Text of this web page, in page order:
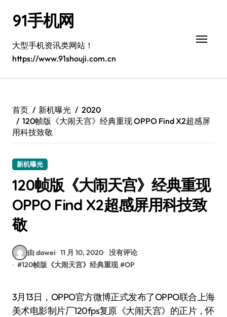
91手机网
大型手机资讯类网站！
https://www.91shouji.com.cn
首页 新机曝光
2020
120帧版《大闹天宫》经典重现 OPPO Find X2超感屏
用科技致敬
新机曝光
120帧版《大闹天宫》经典重现
OPPO Find X2超感屏用科技致
敬
由 dawei 11 月 10, 2020 没有评论
#120帧版《大闹天宫》经典重现 #OP
3月13日，OPPO官方微博正式发布了OPPO联合上海
美术电影制片厂120fps复原《大闹天宫》的正片，怀